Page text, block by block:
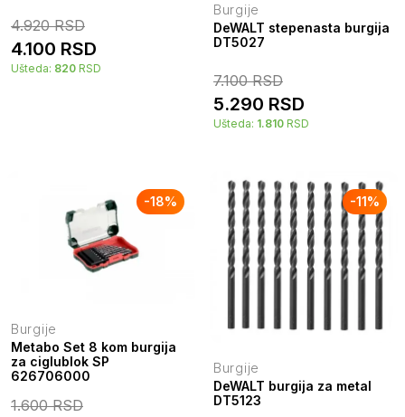
4.920 RSD
4.100 RSD
Ušteda: 820 RSD
Burgije
DeWALT stepenasta burgija
DT5027
7.100RSD
5.290 RSD
Ušteda: 1.810 RSD
-18%
Burgije
Metabo Set 8 kom burgija
za ciglublok SP
626706000
1.600RSD
-11%
Burgije
DeWALT burgija za metal
DT5123